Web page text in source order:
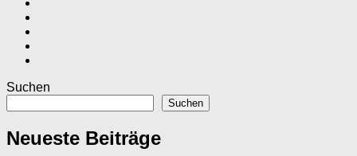
Suchen
Suchen
Neueste Beiträge